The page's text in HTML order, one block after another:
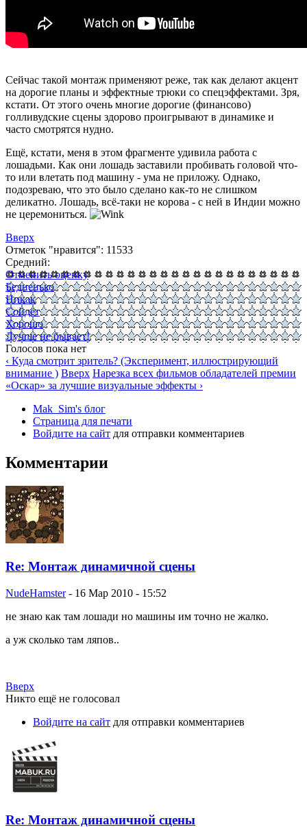
Сейчас такой монтаж применяют реже, так как делают акцент
на дорогие планы и эффектные трюки со спецэффектами. Зря,
кстати. От этого очень многие дорогие (финансово)
голливудские сцены здорово проигрывают в динамике и
часто смотрятся нудно.
Ещё, кстати, меня в этом фрагменте удивила работа с
лошадьми. Как они лошадь заставили пробивать головой что-
то или влетать под машину - ума не приложу. Однако,
подозреваю, что это было сделано как-то не слишком
деликатно. Лошадь, всё-таки не корова - с ней в Индии можно
не церемониться.
Вверх
Отметок "нравится": 11533
Средний:
Отменить оценку
Бедненько
Никак
Сойдёт
Хорошо
Лучше не бывает!
Голосов пока нет
‹ Куда смотрит зритель? (Эксперимент, иллюстрирующий
внимание ) Вверх Нарезка всех фильмов обладателей премии
«Оскар» за лучшие визуальные эффекты ›
Mak_Sim's блог
Страница для печати
Войдите на сайт для отправки комментариев
Комментарии
Re: Монтаж динамичной сцены
NudeHamster- 16 Мар 2010 - 15:52
не знаю как там лошади но машины им точно не жалко.
а уж сколько там ляпов..
Вверх
Никто ещё не голосовал
Войдите на сайт для отправки комментариев
Re: Монтаж динамичной сцены